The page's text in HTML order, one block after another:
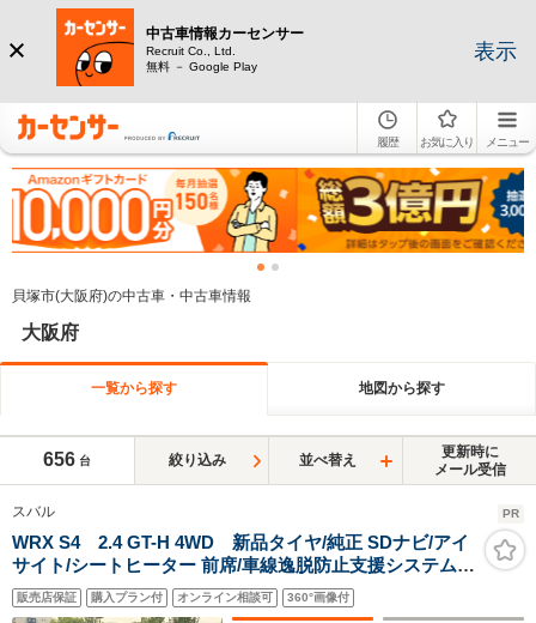
中古車情報カーセンサー
Recruit Co., Ltd.
無料 － Google Play
表示
履歴 お気に入り メニュー
貝塚市(大阪府)の中古車・中古車情報
大阪府
一覧から探す 地図から探す
656 台 絞り込み 並べ替え
更新時に
メール受信
スバル PR
WRX S4 2.4 GT-H 4WD 新品タイヤ/純正 SDナビ/アイ
サイト/シートヒーター 前席/車線逸脱防止支援システム/
ドライブレコーダー 純正/ヘッドランプ LED/Bluetooth接
続/ETC/横滑り防止装置
販売店保証 購入プラン付 オンライン相談可 360°画像付